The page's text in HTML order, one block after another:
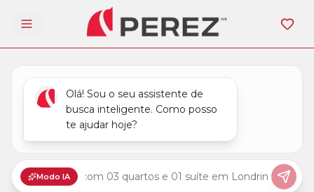
Abrir menu